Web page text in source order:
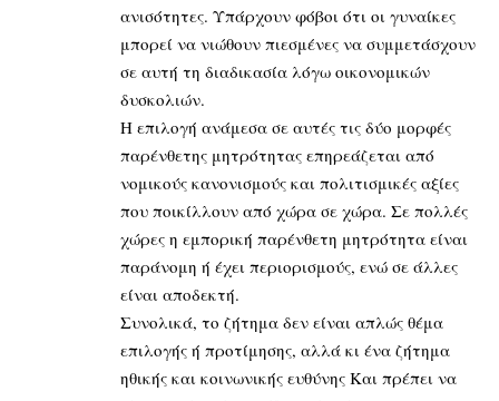
ανισότητες. Υπάρχουν φόβοι ότι οι γυναίκες
μπορεί να νιώθουν πιεσμένες να συμμετάσχουν
σε αυτή τη διαδικασία λόγω οικονομικών
δυσκολιών.
Η επιλογή ανάμεσα σε αυτές τις δύο μορφές
παρένθετης μητρότητας επηρεάζεται από
νομικούς κανονισμούς και πολιτισμικές αξίες
που ποικίλλουν από χώρα σε χώρα. Σε πολλές
χώρες η εμπορική παρένθετη μητρότητα είναι
παράνομη ή έχει περιορισμούς, ενώ σε άλλες
είναι αποδεκτή.
Συνολικά, το ζήτημα δεν είναι απλώς θέμα
επιλογής ή προτίμησης, αλλά κι ένα ζήτημα
ηθικής και κοινωνικής ευθύνης Και πρέπει να